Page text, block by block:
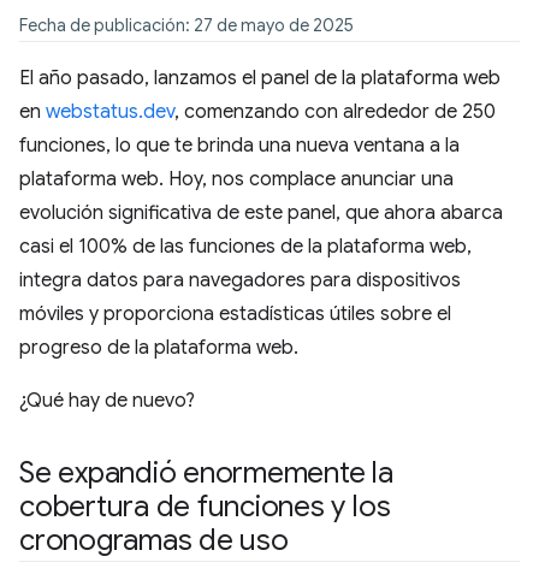
Fecha de publicación: 27 de mayo de 2025
El año pasado, lanzamos el panel de la plataforma web
en webstatus.dev, comenzando con alrededor de 250
funciones, lo que te brinda una nueva ventana a la
plataforma web. Hoy, nos complace anunciar una
evolución significativa de este panel, que ahora abarca
casi el 100% de las funciones de la plataforma web,
integra datos para navegadores para dispositivos
móviles y proporciona estadísticas útiles sobre el
progreso de la plataforma web.
¿Qué hay de nuevo?
Se expandió enormemente la
cobertura de funciones y los
cronogramas de uso